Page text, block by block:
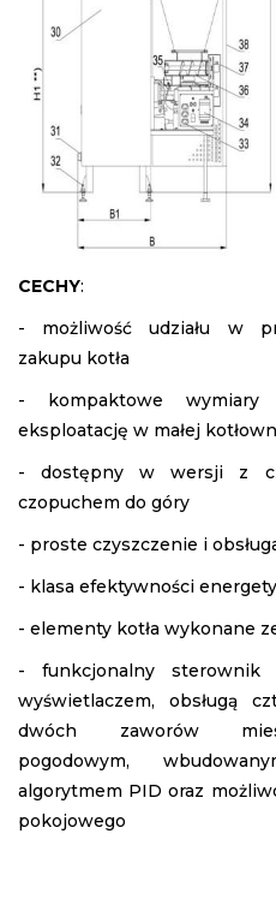
CECHY:
- możliwość udziału w
zakupu kotła
- kompaktowe wymiary
eksploatację w małej
- dostępny w wersji z
czopuchem do góry
- proste czyszczenie i
- klasa efektywności
- elementy kotła wykonane
- funkcjonalny sterownik
wyświetlaczem, obsługą
dwóch zaworów
pogodowym,
algorytmem PID oraz
pokojowego